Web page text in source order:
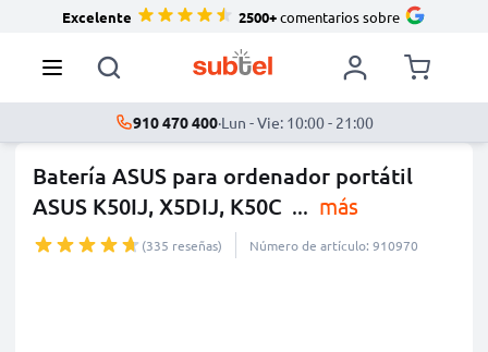
Excelente 2500+comentarios sobre
910 470 400·Lun - Vie: 10:00 - 21:00
Batería ASUS para ordenador portátil
ASUS K50IJ, X5DIJ, K50C ... más
(335 reseñas) Número de artículo: 910970